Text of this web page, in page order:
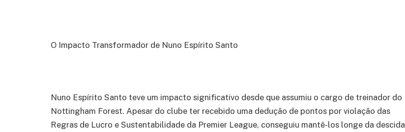
O Impacto Transformador de Nuno Espírito Santo
Nuno Espírito Santo teve um impacto significativo desde que assumiu o cargo de treinador do
Nottingham Forest. Apesar do clube ter recebido uma dedução de pontos por violação das
Regras de Lucro e Sustentabilidade da Premier League, conseguiu mantê-los longe da descida